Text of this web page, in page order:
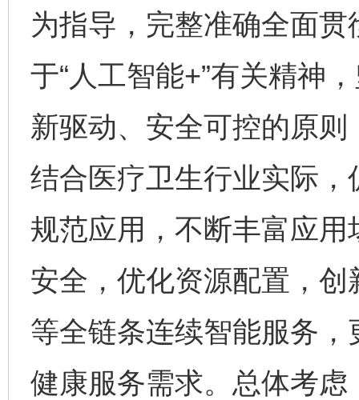
为指导，完整准确全面
于“人工智能+”有关精神
新驱动、安全可控的原
结合医疗卫生行业实际
规范应用，不断丰富应
安全，优化资源配置，
等全链条连续智能服务
健康服务需求。总体考